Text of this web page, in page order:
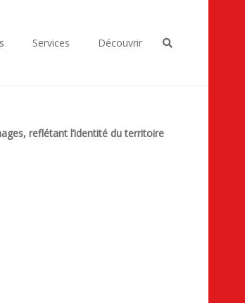
Services Découvrir
reflétant l’identité du territoire